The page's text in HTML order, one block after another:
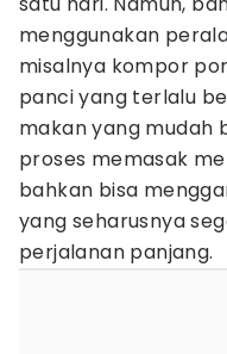
menggunakan
misalnya kompor
panci yang terlalu
makan yang mudah
proses memasak
bahkan bisa
yang seharusnya
perjalanan panjang.